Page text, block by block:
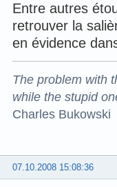
Entre autres
retrouver la
en évidence
The problem with
while the stupid
Charles Bukowski
07.10.2008 15:08:36